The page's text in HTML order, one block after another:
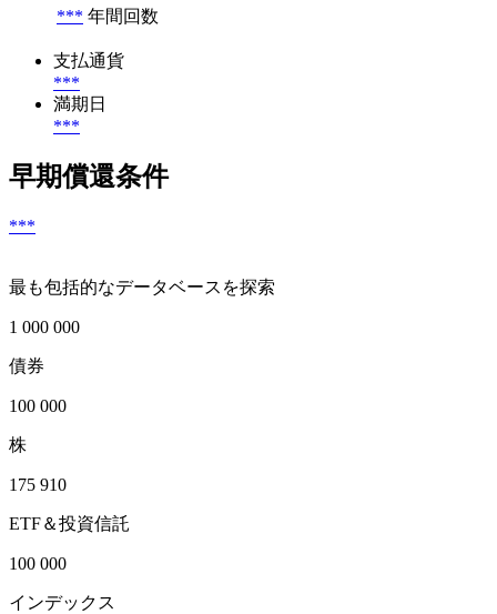
*** 年間回数
支払通貨
***
満期日
***
早期償還条件
***
最も包括的なデータベースを探索
1 000 000
債券
100 000
株
175 910
ETF＆投資信託
100 000
インデックス